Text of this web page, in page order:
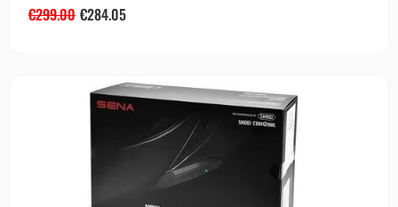
€299.00 €284.05